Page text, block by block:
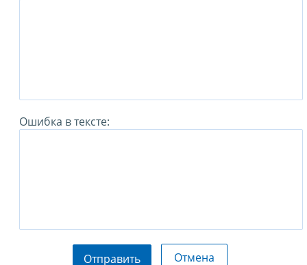
Ошибка в тексте:
Отправить Отмена